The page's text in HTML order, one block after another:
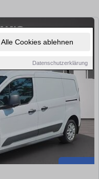
Alle Cookies ablehnen
Datenschutzerklärung